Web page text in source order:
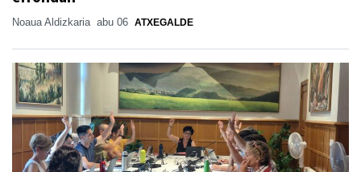
Noaua Aldizkaria abu 06 ATXEGALDE